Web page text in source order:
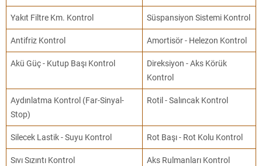
Yakıt Filtre Km. Kontrol Süspansiyon Sistemi Kontrol
Antifriz Kontrol Amortisör - Helezon Kontrol
Akü Güç - Kutup Başı Kontrol
Direksiyon - Aks Körük
Kontrol
Aydınlatma Kontrol (Far-Sinyal-
Stop)
Rotil - Salıncak Kontrol
Silecek Lastik - Suyu Kontrol Rot Başı - Rot Kolu Kontrol
Sıvı Sızıntı Kontrol Aks Rulmanları Kontrol